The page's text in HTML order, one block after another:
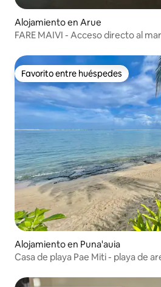
Alojamiento en Arue
FARE MAIVI - Acceso directo al mar
Favorito entre huéspedes
Favorito entre huéspedes
Alojamiento en Puna'auia
Casa de playa Pae Miti - playa de